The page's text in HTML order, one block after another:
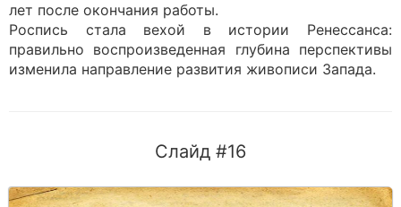
лет после окончания работы.
Роспись стала вехой в истории Ренессанса:
правильно воспроизведенная глубина перспективы
изменила направление развития живописи Запада.
Слайд #16